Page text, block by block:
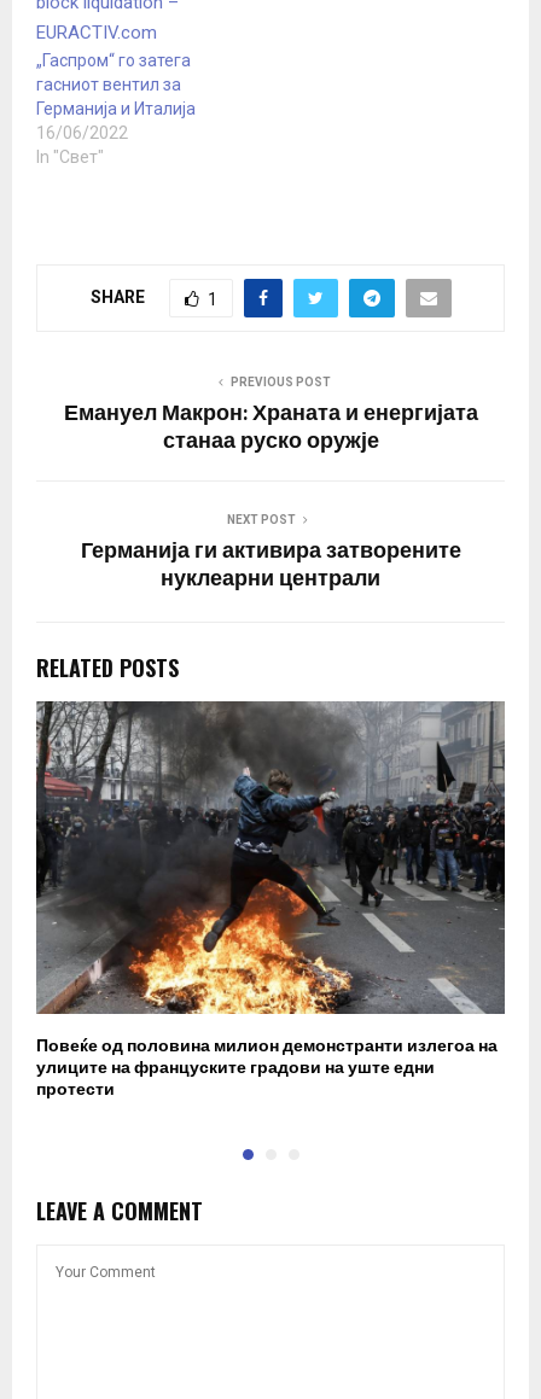
„Гаспром“ го затега
гасниот вентил за
Германија и Италија
16/06/2022
In "Свет"
SHARE 1
PREVIOUS POST
Емануел Макрон: Храната и енергијата
станаа руско оружје
NEXT POST
Германија ги активира затворените
нуклеарни централи
RELATED POSTS
Повеќе од половина милион демонстранти излегоа на
улиците на француските градови на уште едни
протести
LEAVE A COMMENT